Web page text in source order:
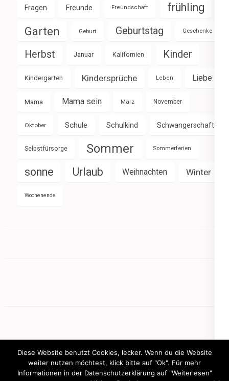
Fragen Freunde Freundschaft frühling
Garten Geburt Geburtstag Geschenke
Herbst Januar Kalifornien Kinder
Kindergarten Kindersprüche Leben Liebe
Mama Mama sein März November
Oktober Schule Schulkind Schwangerschaft
Selbstfürsorge Sommer Sommerferien
sonne Urlaub Weihnachten Winter
Wochenende
Diese Website benutzt Cookies, lecker. Wenn du die Website
weiter nutzen möchtest, klick bitte auf "Ok". Für mehr
Informationen in der Datenschutzerklärung auf "Weiterlesen"